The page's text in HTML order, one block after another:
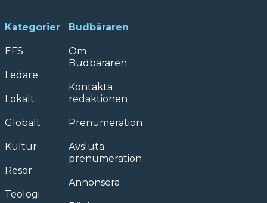
Kategorier
EFS
Ledare
Lokalt
Globalt
Kultur
Resor
Teologi
Budbäraren
Om
Budbäraren
Kontakta
redaktionen
Prenumeration
Avsluta
prenumeration
Annonsera